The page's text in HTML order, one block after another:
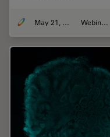
May 21, 2024 Webinaire